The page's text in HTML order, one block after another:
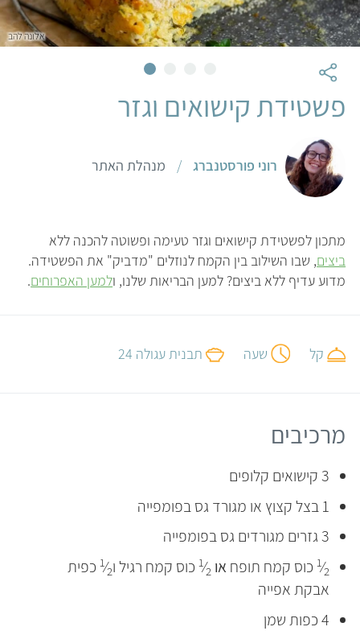
אלונה להב
פשטידת קישואים וגזר
רוני פורסטנברג / מנהלת האתר
מתכון לפשטידת קישואים וגזר טעימה ופשוטה להכנה ללא
ביצים, שבו השילוב בין הקמח לנוזלים "מדביק" את הפשטידה.
מדוע עדיף ללא ביצים? למען הבריאות שלנו, ולמען האפרוחים.
קל שעה תבנית עגולה 24
מרכיבים
3 קישואים קלופים
1 בצל קצוץ או מגורד גס בפומפייה
3 גזרים מגורדים גס בפומפייה
1⁄2 כוס קמח תופח או 1⁄2 כוס קמח רגיל ו 1⁄2 כפית
אבקת אפייה
4 כפות שמן